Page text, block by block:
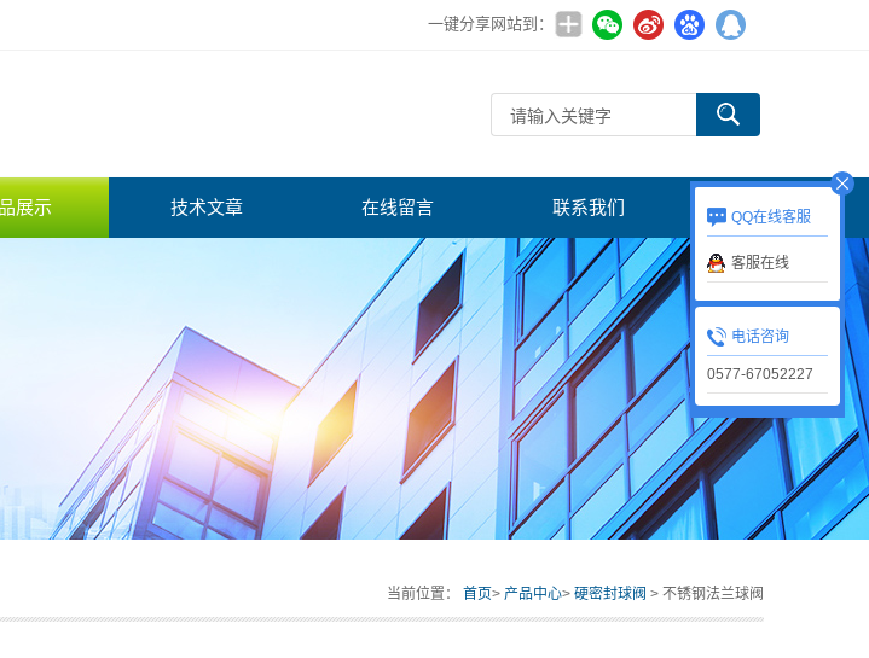
一键分享网站到：
展示 技术文章 在线留言 联系我们
当前位置： 首页> 产品中心> 硬密封球阀 > 不锈钢法兰球阀
QQ在线客服
客服在线
电话咨询
0577-67052227